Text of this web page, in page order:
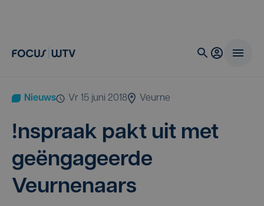
Nieuws vr 15 juni 2018 Veurne
!nspraak pakt uit met
geën­ga­geer­de
Veurnenaars